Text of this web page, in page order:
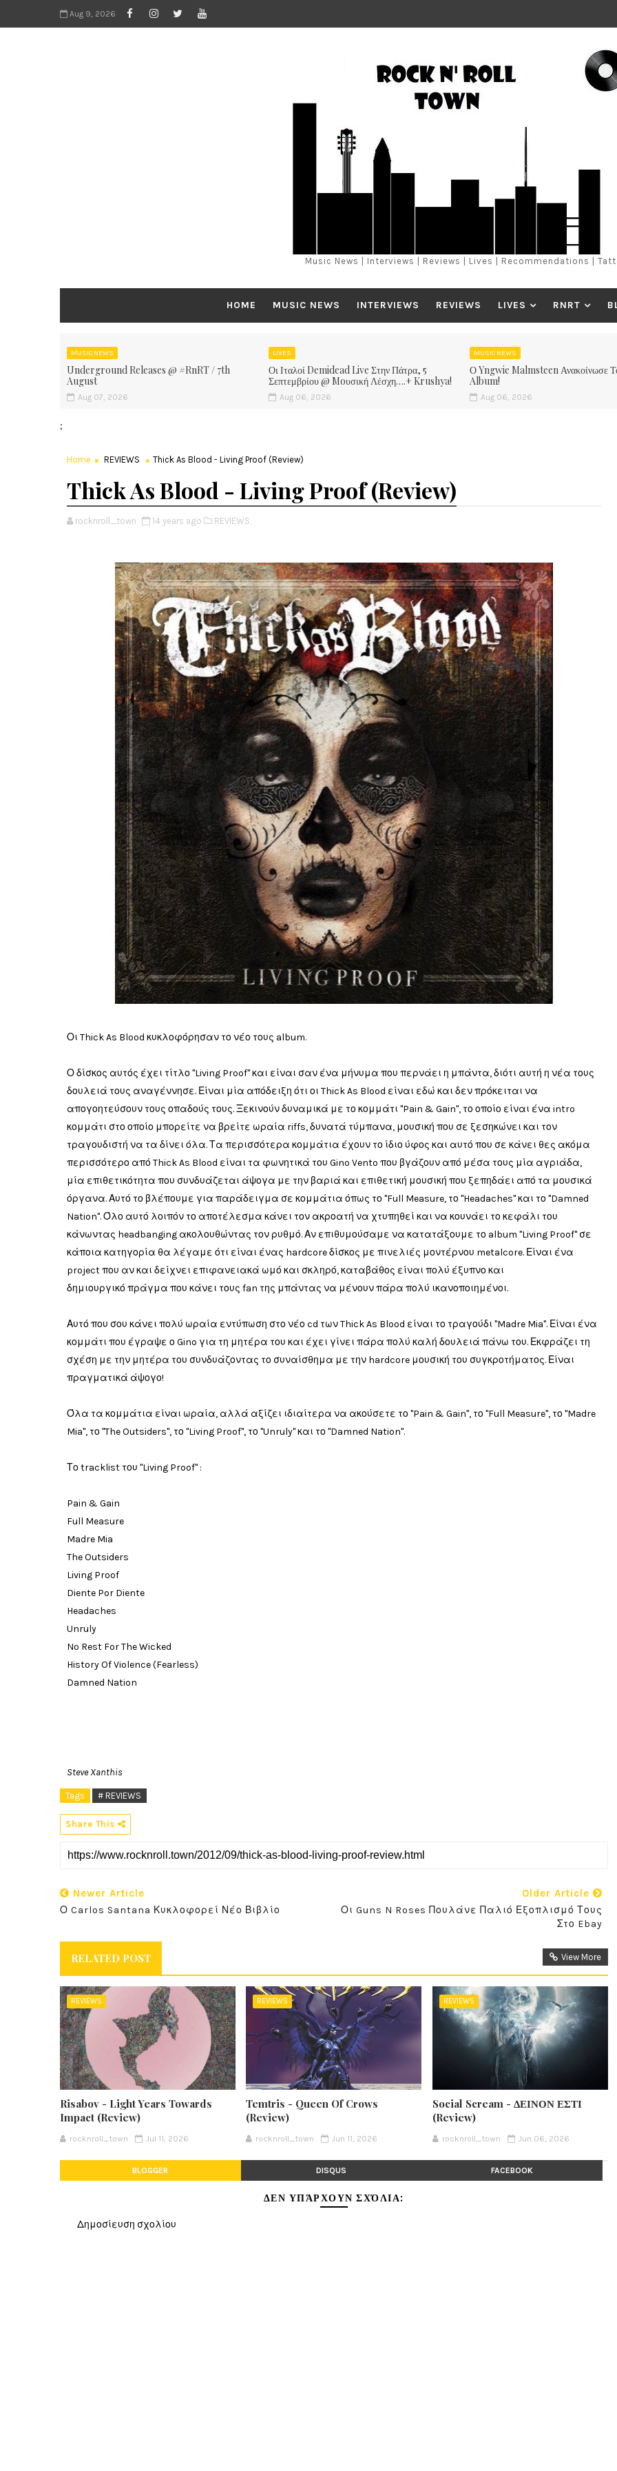
Aug 9, 2026
Music News | Interviews | Reviews | Lives | Recommendations |
HOME MUSIC NEWS INTERVIEWS REVIEWS LIVES RNRT
MUSIC NEWS
Underground Releases @ #RnRT / 7th
August
Aug 07, 2026
LIVES
Οι Ιταλοί Demidead Live Στην Πάτρα, 5
Σεπτεμβρίου @ Moυσική Λέσχη….+ Krushya!
Aug 06, 2026
MUSIC NEWS
Ο Yngwie Malmsteen Ανακοίνωσε
Album!
Aug 06, 2026
;
Home REVIEWS Thick As Blood - Living Proof (Review)
Thick As Blood - Living Proof (Review)
rocknroll_town 14 years ago REVIEWS,
Οι Thick As Blood κυκλοφόρησαν το νέο τους album.
Ο δίσκος αυτός έχει τίτλο "Living Proof" και είναι σαν ένα μήνυμα που περνάει η μπάντα, διότι αυτή η νέα τους
δουλειά τους αναγέννησε. Είναι μία απόδειξη ότι οι Thick As Blood είναι εδώ και δεν πρόκειται να
απογοητεύσουν τους οπαδούς τους. Ξεκινούν δυναμικά με το κομμάτι "Pain & Gain", το οποίο είναι ένα intro
κομμάτι στο οποίο μπορείτε να βρείτε ωραία riffs, δυνατά τύμπανα, μουσική που σε ξεσηκώνει και τον
τραγουδιστή να τα δίνει όλα. Τα περισσότερα κομμάτια έχουν το ίδιο ύφος και αυτό που σε κάνει θες ακόμα
περισσότερο από Thick As Blood είναι τα φωνητικά του Gino Vento που βγάζουν από μέσα τους μία αγριάδα,
μία επιθετικότητα που συνδυάζεται άψογα με την βαριά και επιθετική μουσική που ξεπηδάει από τα μουσικά
όργανα. Αυτό το βλέπουμε για παράδειγμα σε κομμάτια όπως το "Full Measure, το "Headaches" και το "Damned
Nation". Όλο αυτό λοιπόν το αποτέλεσμα κάνει τον ακροατή να χτυπηθεί και να κουνάει το κεφάλι του
κάνωντας headbanging ακολουθώντας τον ρυθμό. Αν επιθυμούσαμε να κατατάξουμε το album "Living Proof" σε
κάποια κατηγορία θα λέγαμε ότι είναι ένας hardcore δίσκος με πινελιές μοντέρνου metalcore. Είναι ένα
project που αν και δείχνει επιφανειακά ωμό και σκληρό, καταβάθος είναι πολύ έξυπνο και
δημιουργικό πράγμα που κάνει τους fan της μπάντας να μένουν πάρα πολύ ικανοποιημένοι.
Αυτό που σου κάνει πολύ ωραία εντύπωση στο νέο cd των Thick As Blood είναι το τραγούδι "Madre Mia". Είναι ένα
κομμάτι που έγραψε ο Gino για τη μητέρα του και έχει γίνει πάρα πολύ καλή δουλειά πάνω του. Εκφράζει τη
σχέση με την μητέρα του συνδυάζοντας το συναίσθημα με την hardcore μουσική του συγκροτήματος. Είναι
πραγματικά άψογο!
Όλα τα κομμάτια είναι ωραία, αλλά αξίζει ιδιαίτερα να ακούσετε το "Pain & Gain", το "Full Measure", το "Madre
Mia", το "The Outsiders", το "Living Proof", το "Unruly" και το "Damned Nation".
Το tracklist του "Living Proof" :
Pain & Gain
Full Measure
Madre Mia
The Outsiders
Living Proof
Diente Por Diente
Headaches
Unruly
No Rest For The Wicked
History Of Violence (Fearless)
Damned Nation
Steve Xanthis
Tags # REVIEWS
Share This
Newer Article
Ο Carlos Santana Κυκλοφορεί Νέο Βιβλίο
Older Article
Οι Guns N Roses Πουλάνε Παλιό Εξοπλισμό Τους
Στο Ebay
RELATED POST View More
REVIEWS
Risabov - Light Years Towards
Impact (Review)
rocknroll_town Jul 11, 2026
REVIEWS
Temtris - Queen Of Crows
(Review)
rocknroll_town Jun 11, 2026
REVIEWS
Social Scream - ΔΕΙΝΟΝ ΕΣΤΙ
(Review)
rocknroll_town Jun 06, 2026
BLOGGER DISQUS FACEBOOK
ΔΕΝ ΥΠΆΡΧΟΥΝ ΣΧΌΛΙΑ:
Δημοσίευση σχολίου